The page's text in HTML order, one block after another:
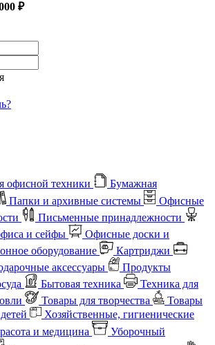
₽
офисной техники
Бумажная
Папки и архивные системы
Офисные
Письменные принадлежности
и сейфы
Офисные доски и
оборудование
Картриджи
аксессуары
Продукты
Бытовая техника
Техника для
Товары для творчества
Товары
Хозяйственные, гигиенические
и медицина
Уборочный